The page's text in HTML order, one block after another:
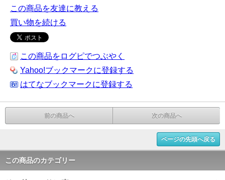
この商品を友達に教える
買い物を続ける
この商品をログピでつぶやく
Yahoo!ブックマークに登録する
はてなブックマークに登録する
前の商品へ 次の商品へ
ページの先頭へ戻る
この商品のカテゴリー